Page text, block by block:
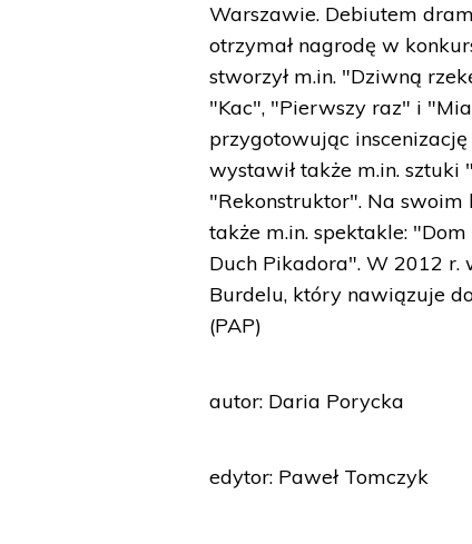
Warszawie. Debiutem
otrzymał nagrodę w
stworzył m.in. "Dziwną
"Kac", "Pierwszy raz" i
przygotowując
wystawił także m.in.
"Rekonstruktor". Na
także m.in. spektakle:
Duch Pikadora". W 2012 r.
Burdelu, który nawiązuje
(PAP)
autor: Daria Porycka
edytor: Paweł Tomczyk